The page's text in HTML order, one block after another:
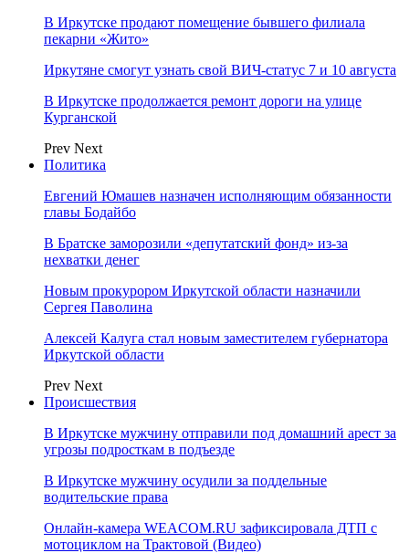
В Иркутске продают помещение бывшего филиала
пекарни «Жито»
Иркутяне смогут узнать свой ВИЧ-статус 7 и 10 августа
В Иркутске продолжается ремонт дороги на улице
Курганской
Prev Next
Политика
Евгений Юмашев назначен исполняющим обязанности
главы Бодайбо
В Братске заморозили «депутатский фонд» из‑за
нехватки денег
Новым прокурором Иркутской области назначили
Сергея Паволина
Алексей Калуга стал новым заместителем губернатора
Иркутской области
Prev Next
Происшествия
В Иркутске мужчину отправили под домашний арест за
угрозы подросткам в подъезде
В Иркутске мужчину осудили за поддельные
водительские права
Онлайн-камера WEACOM.RU зафиксировала ДТП с
мотоциклом на Трактовой (Видео)